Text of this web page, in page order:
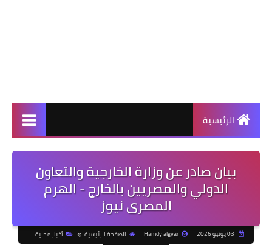
الرئيسية
بيان صادر عن وزارة الخارجية والتعاون
الدولي والمصريين بالخارج - الهرم
المصرى نيوز
Hamdy algyar الصفحة الرئيسية أخبار محلية